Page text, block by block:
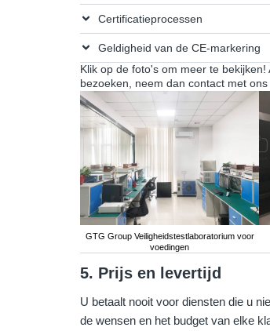
Certificatieprocessen
Geldigheid van de CE-markering
Klik op de foto's om meer te
bezoeken, neem dan contact met ons
GTG Group Veiligheidstestlaboratorium voor
voedingen
5. Prijs en levertijd
U betaalt nooit voor diensten die u
de wensen en het budget van elke